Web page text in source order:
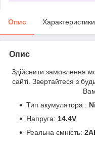
Опис Характеристики
Опис
Здійснити замовлення
сайті. Звертайтеся з
Тип акумулятора :
Напруга: 14.4V
Реальна ємність: